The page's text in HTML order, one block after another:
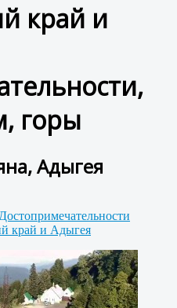
край и
горы
Адыгея
Достопримечательности
край и Адыгея